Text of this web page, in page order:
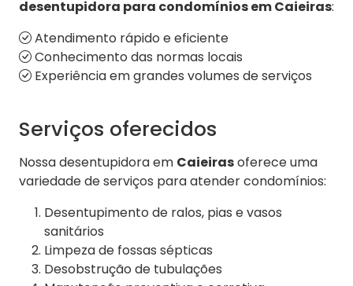
desentupidora para condomínios em Caieiras:
Atendimento rápido e eficiente
Conhecimento das normas locais
Experiência em grandes volumes de serviços
Serviços oferecidos
Nossa desentupidora em Caieirasoferece uma
variedade de serviços para atender condomínios:
Desentupimento de ralos, pias e vasos
sanitários
Limpeza de fossas sépticas
Desobstrução de tubulações